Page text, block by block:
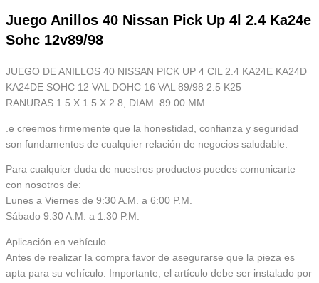
Juego Anillos 40 Nissan Pick Up 4l 2.4 Ka24e
Sohc 12v89/98
JUEGO DE ANILLOS 40 NISSAN PICK UP 4 CIL 2.4 KA24E KA24D
KA24DE SOHC 12 VAL DOHC 16 VAL 89/98 2.5 K25
RANURAS 1.5 X 1.5 X 2.8, DIAM. 89.00 MM
.e creemos firmemente que la honestidad, confianza y seguridad
son fundamentos de cualquier relación de negocios saludable.
Para cualquier duda de nuestros productos puedes comunicarte
con nosotros de:
Lunes a Viernes de 9:30 A.M. a 6:00 P.M.
Sábado 9:30 A.M. a 1:30 P.M.
Aplicación en vehículo
Antes de realizar la compra favor de asegurarse que la pieza es
apta para su vehículo. Importante, el artículo debe ser instalado por